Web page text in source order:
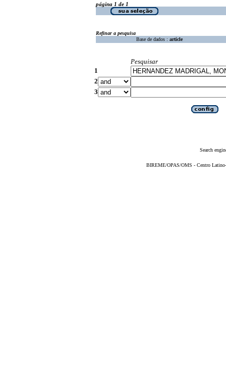
página 1 de 1
Refinar a pesquisa
Base de dados : article
Pesquisar
1
2
3
Search
BIREME/OPAS/OMS - Centro Latino-